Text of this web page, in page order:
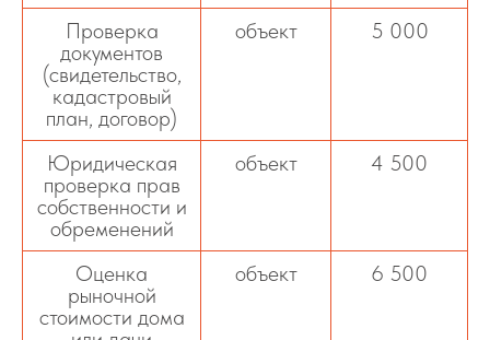
Проверка
документов
(свидетельство,
кадастровый
план, договор)
объект 5 000
Юридическая
проверка прав
собственности и
обременений
объект 4 500
Оценка
рыночной
стоимости дома
объект 6 500